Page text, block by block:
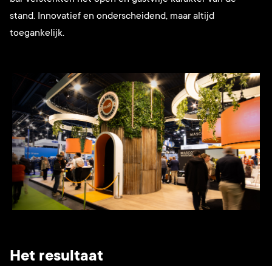
stand. Innovatief en onderscheidend, maar altijd
toegankelijk.
Het resultaat